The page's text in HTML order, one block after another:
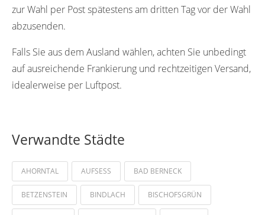
zur Wahl per Post spätestens am dritten Tag vor der Wahl
abzusenden.
Falls Sie aus dem Ausland wählen, achten Sie unbedingt
auf ausreichende Frankierung und rechtzeitigen Versand,
idealerweise per Luftpost.
Verwandte Städte
AHORNTAL AUFSESS BAD BERNECK
BETZENSTEIN BINDLACH BISCHOFSGRÜN